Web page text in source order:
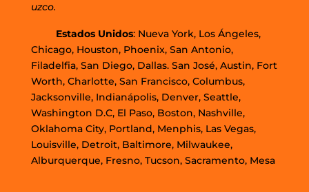
uzco.
Estados Unidos: Nueva York, Los Ángeles,
Chicago, Houston, Phoenix, San Antonio,
Filadelfia, San Diego, Dallas. San José, Austin, Fort
Worth, Charlotte, San Francisco, Columbus,
Jacksonville, Indianápolis, Denver, Seattle,
Washington D.C, El Paso, Boston, Nashville,
Oklahoma City, Portland, Menphis, Las Vegas,
Louisville, Detroit, Baltimore, Milwaukee,
Alburquerque, Fresno, Tucson, Sacramento, Mesa